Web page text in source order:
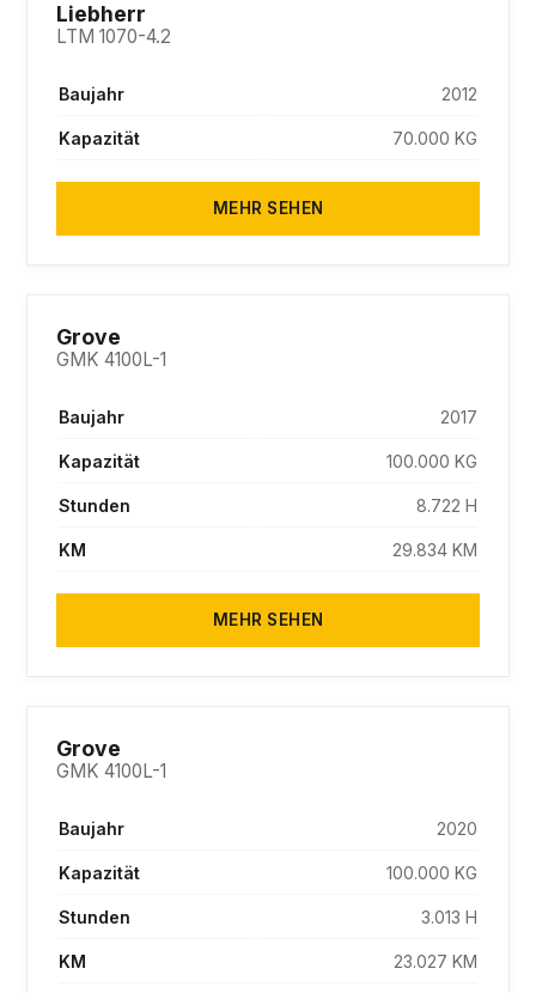
Liebherr
LTM 1070-4.2
Baujahr 2012
Kapazität 70.000 KG
MEHR SEHEN
Grove
GMK 4100L-1
Baujahr 2017
Kapazität 100.000 KG
Stunden 8.722 H
KM 29.834 KM
MEHR SEHEN
Grove
GMK 4100L-1
Baujahr 2020
Kapazität 100.000 KG
Stunden 3.013 H
KM 23.027 KM